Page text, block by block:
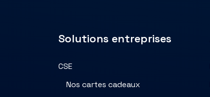
Solutions entreprises
CSE
Nos cartes cadeaux